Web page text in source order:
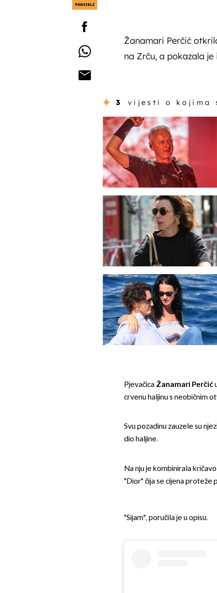
PODIJELI
Žanamari Perčić
na Zrču, a pokazala
3 vijesti o kojima
Pjevačica Žanamari Perčić
crvenu haljinu s neobičnim
Svu pozadinu zauzele su
dio haljine.
Na nju je kombinirala
"Dior" čija se cijena proteže
"Sijam", poručila je u opisu.